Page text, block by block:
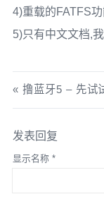
4)重载的FATFS
5)只有中文文档,
撸蓝牙5 – 先试试最简
发表回复
显示名称 *